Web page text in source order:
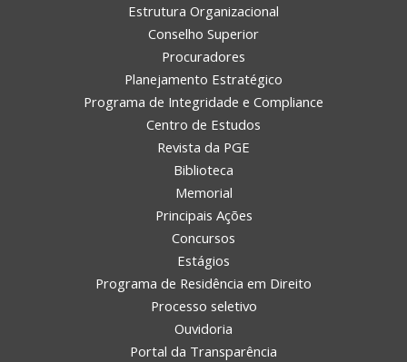
Estrutura Organizacional
Conselho Superior
Procuradores
Planejamento Estratégico
Programa de Integridade e Compliance
Centro de Estudos
Revista da PGE
Biblioteca
Memorial
Principais Ações
Concursos
Estágios
Programa de Residência em Direito
Processo seletivo
Ouvidoria
Portal da Transparência